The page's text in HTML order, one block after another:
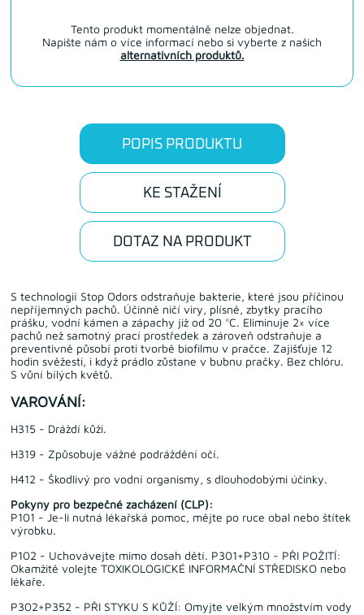
Tento produkt momentálně nelze objednat.
Napište nám o více informací nebo si vyberte z našich
alternativních produktů.
POPIS PRODUKTU
KE STAŽENÍ
DOTAZ NA PRODUKT
S technologií Stop Odors odstraňuje bakterie, které jsou příčinou
nepříjemných pachů. Účinně ničí viry, plísně, zbytky pracího
prášku, vodní kámen a zápachy již od 20 °C. Eliminuje 2× více
pachů než samotný prací prostředek a zároveň odstraňuje a
preventivně působí proti tvorbě biofilmu v pračce. Zajišťuje 12
hodin svěžesti, i když prádlo zůstane v bubnu pračky. Bez chlóru.
S vůní bílých květů.
VAROVÁNÍ:
H315 - Dráždí kůži.
H319 - Způsobuje vážné podráždění očí.
H412 - Škodlivý pro vodní organismy, s dlouhodobými účinky.
Pokyny pro bezpečné zacházení (CLP):
P101 - Je-li nutná lékařská pomoc, mějte po ruce obal nebo štítek
výrobku.
P102 - Uchovávejte mimo dosah dětí. P301+P310 - PŘI POŽITÍ:
Okamžitě volejte TOXIKOLOGICKÉ INFORMAČNÍ STŘEDISKO nebo
lékaře.
P302+P352 - PŘI STYKU S KŮŽÍ: Omyjte velkým množstvím vody